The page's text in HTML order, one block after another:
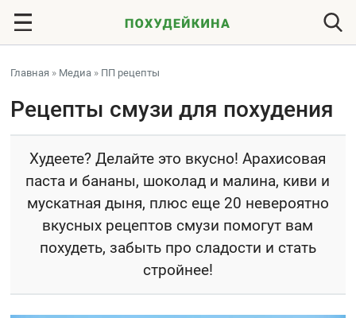
Главная » Медиа » ПП рецепты
Рецепты смузи для похудения
Худеете? Делайте это вкусно! Арахисовая
паста и бананы, шоколад и малина, киви и
мускатная дыня, плюс еще 20 невероятно
вкусных рецептов смузи помогут вам
похудеть, забыть про сладости и стать
стройнее!